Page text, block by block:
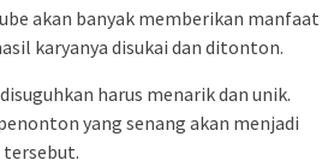
akan banyak memberikan manfaat
karyanya disukai dan ditonton.
harus menarik dan unik.
yang senang akan menjadi
tersebut.